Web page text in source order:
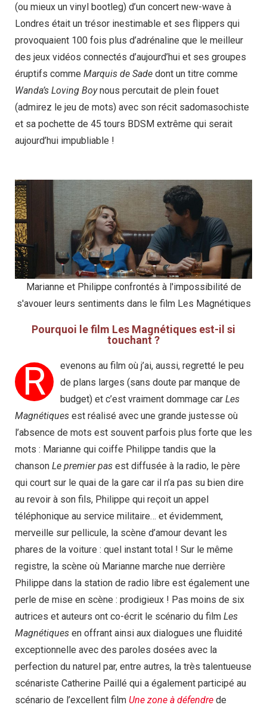
(ou mieux un vinyl bootleg) d’un concert new-wave à
Londres était un trésor inestimable et ses flippers qui
provoquaient 100 fois plus d’adrénaline que le meilleur
des jeux vidéos connectés d’aujourd’hui et ses groupes
éruptifs comme Marquis de Sade dont un titre comme
Wanda’s Loving Boynous percutait de plein fouet
(admirez le jeu de mots) avec son récit sadomasochiste
et sa pochette de 45 tours BDSM extrême qui serait
aujourd’hui impubliable !
Marianne et Philippe confrontés à l'impossibilité de
s'avouer leurs sentiments dans le film Les Magnétiques
Pourquoi le film Les Magnétiques est-il si
touchant ?
R
evenons au film où j’ai, aussi, regretté le peu
de plans larges (sans doute par manque de
budget) et c’est vraiment dommage car Les
Magnétiques est réalisé avec une grande justesse où
l’absence de mots est souvent parfois plus forte que les
mots : Marianne qui coiffe Philippe tandis que la
chanson Le premier pas est diffusée à la radio, le père
qui court sur le quai de la gare car il n’a pas su bien dire
au revoir à son fils, Philippe qui reçoit un appel
téléphonique au service militaire… et évidemment,
merveille sur pellicule, la scène d’amour devant les
phares de la voiture : quel instant total ! Sur le même
registre, la scène où Marianne marche nue derrière
Philippe dans la station de radio libre est également une
perle de mise en scène : prodigieux ! Pas moins de six
autrices et auteurs ont co-écrit le scénario du film Les
Magnétiques en offrant ainsi aux dialogues une fluidité
exceptionnelle avec des paroles dosées avec la
perfection du naturel par, entre autres, la très talentueuse
scénariste Catherine Paillé qui a également participé au
scénario de l’excellent film Une zone à défendre de